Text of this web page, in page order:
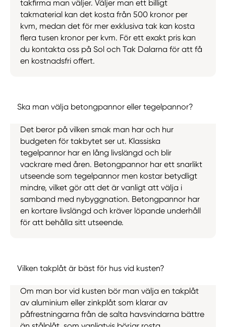
takfirma man väljer. Väljer man ett billigt
takmaterial kan det kosta från 500 kronor per
kvm, medan det för mer exklusiva tak kan kosta
flera tusen kronor per kvm. För ett exakt pris kan
du kontakta oss på Sol och Tak Dalarna för att få
en kostnadsfri offert.
Ska man välja betongpannor eller tegelpannor?
Det beror på vilken smak man har och hur
budgeten för takbytet ser ut. Klassiska
tegelpannor har en lång livslängd och blir
vackrare med åren. Betongpannor har ett snarlikt
utseende som tegelpannor men kostar betydligt
mindre, vilket gör att det är vanligt att välja i
samband med nybyggnation. Betongpannor har
en kortare livslängd och kräver löpande underhåll
för att behålla sitt utseende.
Vilken takplåt är bäst för hus vid kusten?
Om man bor vid kusten bör man välja en takplåt
av aluminium eller zinkplåt som klarar av
påfrestningarna från de salta havsvindarna bättre